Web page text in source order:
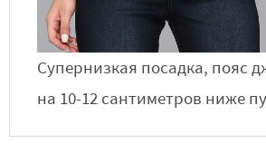
Cупернизкая посадка, пояс
на 10-12 сантиметров ниже